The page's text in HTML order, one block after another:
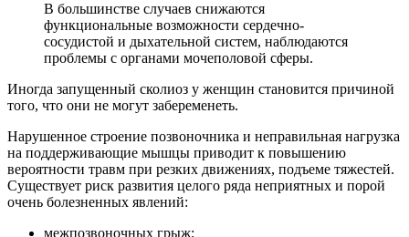
В большинстве случаев снижаются
функциональные возможности сердечно-
сосудистой и дыхательной систем, наблюдаются
проблемы с органами мочеполовой сферы.
Иногда запущенный сколиоз у женщин становится причиной
того, что они не могут забеременеть.
Нарушенное строение позвоночника и неправильная нагрузка
на поддерживающие мышцы приводит к повышению
вероятности травм при резких движениях, подъеме тяжестей.
Существует риск развития целого ряда неприятных и порой
очень болезненных явлений:
межпозвоночных грыж;